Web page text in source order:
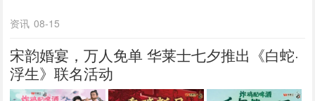
资讯 08-15
宋韵婚宴，万人免单 华莱士七夕推出《白蛇·
浮生》联名活动